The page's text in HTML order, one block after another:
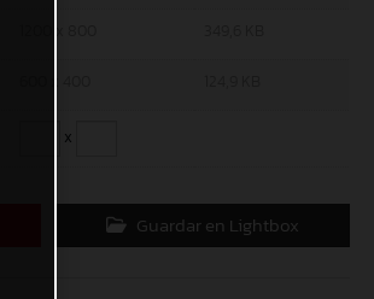
x
Guardar en Lightbox